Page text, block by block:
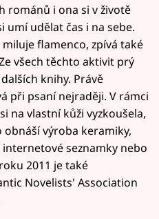
románů i ona si v životě
umí udělat čas i na sebe.
flamenco, zpívá také
všech těchto aktivit prý
knihy. Právě
při psaní nejraději. V rámci
na vlastní kůži vyzkoušela,
obnáší výroba keramiky,
seznamky nebo
2011 je také
Novelists' Association